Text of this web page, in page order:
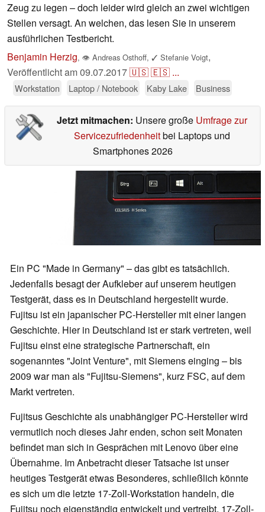
Zeug zu legen – doch leider wird gleich an zwei wichtigen
Stellen versagt. An welchen, das lesen Sie in unserem
ausführlichen Testbericht.
Benjamin Herzig, 👁 Andreas Osthoff, ✓ Stefanie Voigt,
Veröffentlicht am09.07.2017🇺🇸🇪🇸 ...
Workstation Laptop / Notebook Kaby Lake Business
Jetzt mitmachen: Unsere große Umfrage zur
Servicezufriedenheitbei Laptops und
Smartphones 2026
Ein PC "Made in Germany" – das gibt es tatsächlich.
Jedenfalls besagt der Aufkleber auf unserem heutigen
Testgerät, dass es in Deutschland hergestellt wurde.
Fujitsu ist ein japanischer PC-Hersteller mit einer langen
Geschichte. Hier in Deutschland ist er stark vertreten, weil
Fujitsu einst eine strategische Partnerschaft, ein
sogenanntes "Joint Venture", mit Siemens einging – bis
2009 war man als "Fujitsu-Siemens", kurz FSC, auf dem
Markt vertreten.
Fujitsus Geschichte als unabhängiger PC-Hersteller wird
vermutlich noch dieses Jahr enden, schon seit Monaten
befindet man sich in Gesprächen mit Lenovo über eine
Übernahme. Im Anbetracht dieser Tatsache ist unser
heutiges Testgerät etwas Besonderes, schließlich könnte
es sich um die letzte 17-Zoll-Workstation handeln, die
Fujitsu noch eigenständig entwickelt und vertreibt. 17-Zoll-